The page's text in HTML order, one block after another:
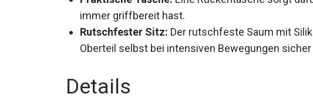
immer griffbereit hast.
Rutschfester Sitz: Der rutschfeste Saum mit
Oberteil selbst bei intensiven Bewegungen sicher
Details